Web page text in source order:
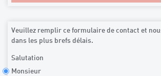
Veuillez remplir ce formulaire de contact et
dans les plus brefs délais.
Salutation
Monsieur